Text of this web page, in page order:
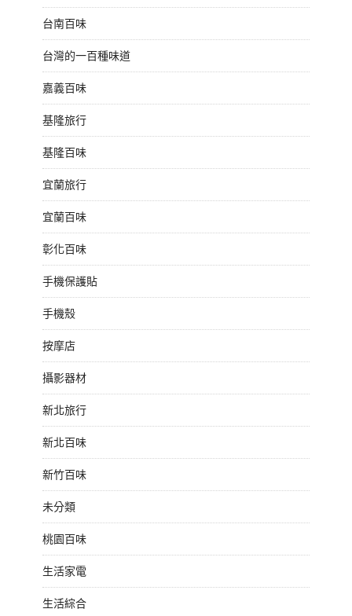
台南百味
台灣的一百種味道
嘉義百味
基隆旅行
基隆百味
宜蘭旅行
宜蘭百味
彰化百味
手機保護貼
手機殼
按摩店
攝影器材
新北旅行
新北百味
新竹百味
未分類
桃園百味
生活家電
生活綜合